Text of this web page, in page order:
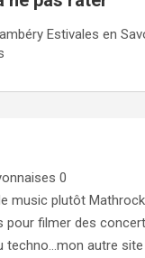
Estivales en
0
music plutôt
pour filmer des
techno…mon autre site